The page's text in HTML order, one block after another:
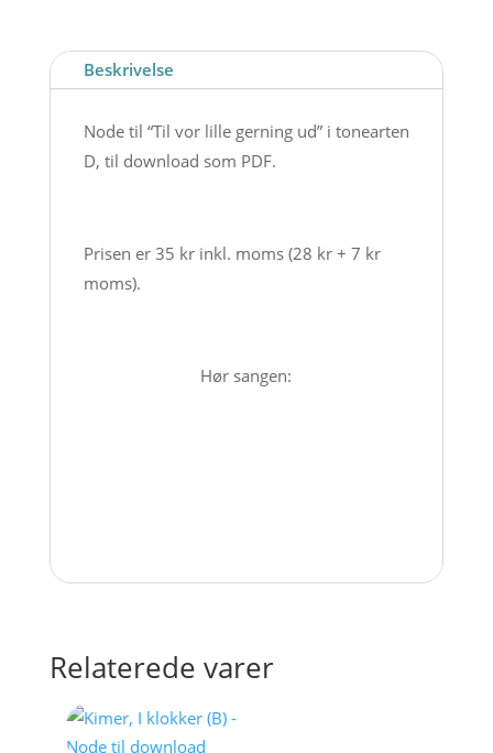
Node
til
download
antal
Beskrivelse
Node til “Til vor lille gerning ud” i tonearten
D, til download som PDF.
Prisen er 35 kr inkl. moms (28 kr + 7 kr
moms).
Hør sangen:
Relaterede varer